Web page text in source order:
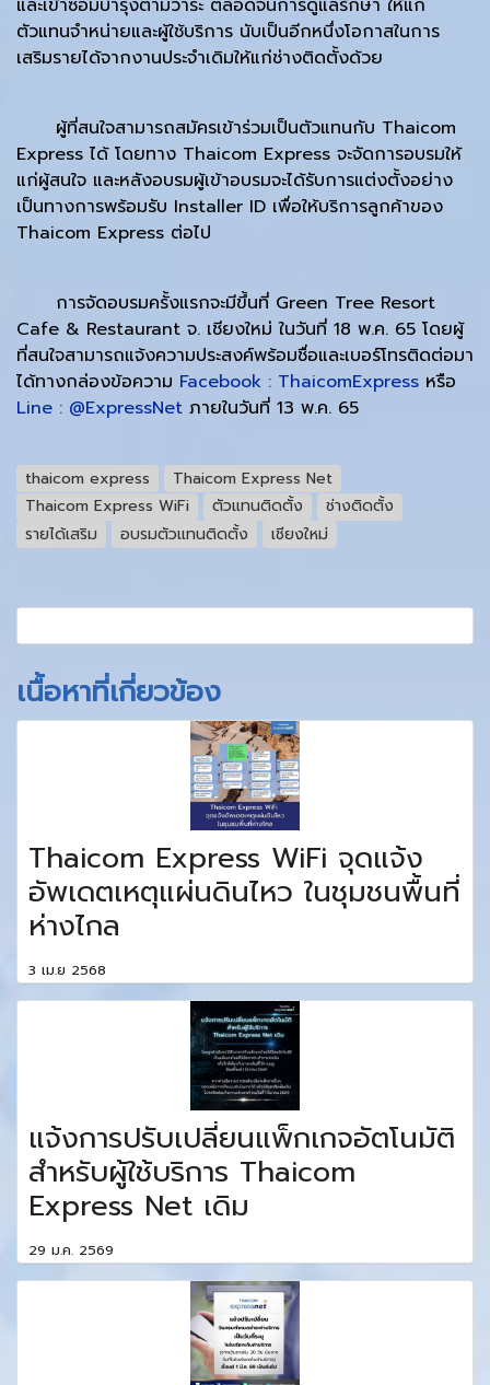
ตัวแทนจำหน่ายและผู้ใช้บริการ นับเป็นอีกหนึ่งโอกาสในการ
เสริมรายได้จากงานประจำเดิมให้แก่ช่างติดตั้งด้วย
ผู้ที่สนใจสามารถสมัครเข้าร่วมเป็นตัวแทนกับ Thaicom
Express ได้ โดยทาง Thaicom Express จะจัดการอบรมให้
แก่ผู้สนใจ และหลังอบรมผู้เข้าอบรมจะได้รับการแต่งตั้งอย่าง
เป็นทางการพร้อมรับ Installer ID เพื่อให้บริการลูกค้าของ
Thaicom Express ต่อไป
การจัดอบรมครั้งแรกจะมีขึ้นที่ Green Tree Resort
Cafe & Restaurant จ. เชียงใหม่ ในวันที่ 18 พ.ค. 65 โดยผู้
ที่สนใจสามารถแจ้งความประสงค์พร้อมชื่อและเบอร์โทรติดต่อมา
ได้ทางกล่องข้อความ Facebook : ThaicomExpress หรือ
Line : @ExpressNet ภายในวันที่ 13 พ.ค. 65
thaicom express
Thaicom Express Net
Thaicom Express WiFi
ตัวแทนติดตั้ง
ช่างติดตั้ง
รายได้เสริม
อบรมตัวแทนติดตั้ง เชียงใหม่
เนื้อหาที่เกี่ยวข้อง
Thaicom Express WiFi จุดแจ้ง
อัพเดตเหตุแผ่นดินไหว ในชุมชนพื้นที่
ห่างไกล
3 เม.ย 2568
แจ้งการปรับเปลี่ยนแพ็กเกจอัตโนมัติ
สำหรับผู้ใช้บริการ Thaicom
Express Net เดิม
29 ม.ค. 2569